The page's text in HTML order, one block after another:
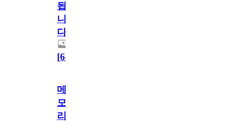
됩
니
다.
[64
메
모
리